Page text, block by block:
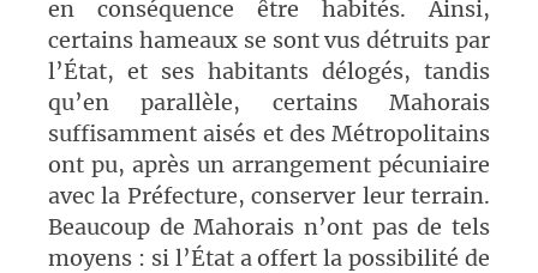
en conséquence être habités. Ainsi,
certains hameaux se sont vus détruits par
l’État, et ses habitants délogés, tandis
qu’en parallèle, certains Mahorais
suffisamment aisés et des Métropolitains
ont pu, après un arrangement pécuniaire
avec la Préfecture, conserver leur terrain.
Beaucoup de Mahorais n’ont pas de tels
moyens : si l’État a offert la possibilité de